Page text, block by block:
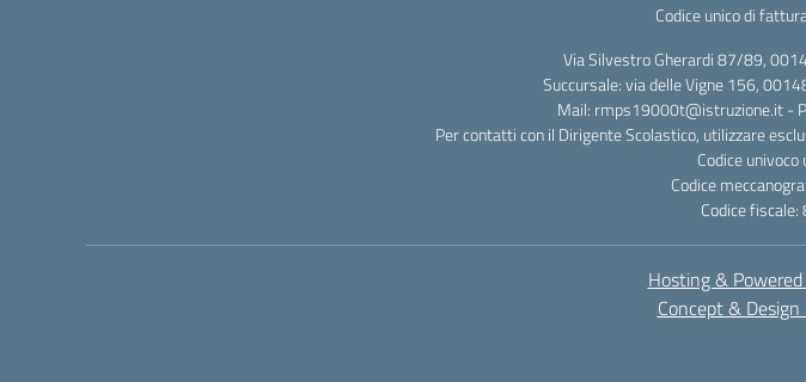
Codice unico di
Via Silvestro Gherardi 87/89,
Succursale: via delle Vigne 156,
Mail: rmps19000t@istruzione.it -
Per contatti con il Dirigente Scolastico, utilizzare
Codice
Codice
Codice
Hosting &
Concept &